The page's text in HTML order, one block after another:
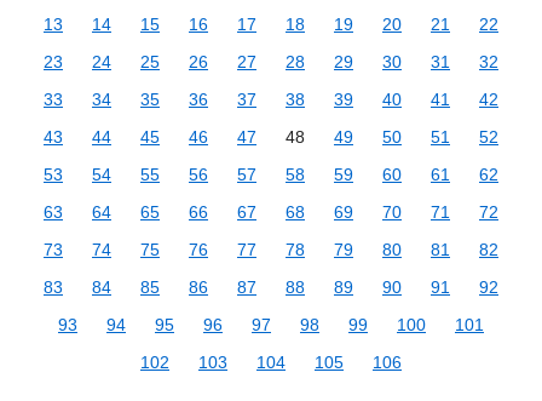
13
14 15 16 17 18 19 20 21
22
23
24 25 26 27 28 29 30 31
32
33
34 35 36 37 38 39 40 41
42
43
44 45 46 47 48 49 50 51
52
53
54 55 56 57 58 59 60 61
62
63
64 65 66 67 68 69 70 71
72
73
74 75 76 77 78 79 80 81
82
83
84 85 86 87 88 89 90 91
92
93
94 95 96 97 98 99 100
101
102
103 104 105 106